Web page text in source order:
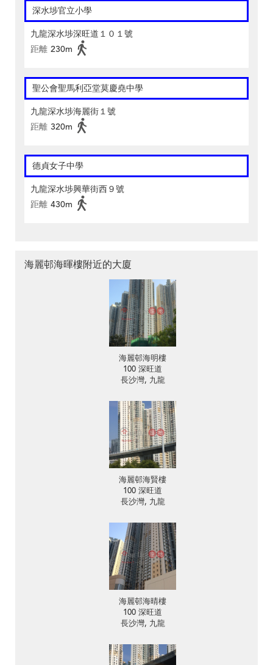
深水埗官立小學
九龍深水埗深旺道１０１號
距離 230m
聖公會聖馬利亞堂莫慶堯中學
九龍深水埗海麗街１號
距離 320m
德貞女子中學
九龍深水埗興華街西９號
距離 430m
海麗邨海暉樓附近的大廈
海麗邨海明樓
100 深旺道
長沙灣, 九龍
海麗邨海賢樓
100 深旺道
長沙灣, 九龍
海麗邨海晴樓
100 深旺道
長沙灣, 九龍